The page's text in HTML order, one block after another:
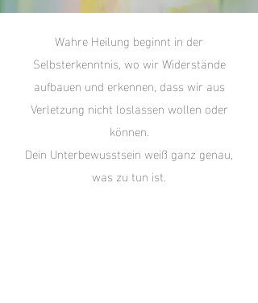
Wahre Heilung beginnt in der
Selbsterkenntnis, wo wir Widerstände
aufbauen und erkennen, dass wir aus
Verletzung nicht loslassen wollen oder
können.
Dein Unterbewusstsein weiß ganz genau,
was zu tun ist.